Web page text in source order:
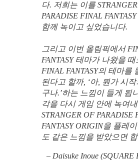
다. 저희는 이를
PARADISE FINAL
함께 녹이고 싶었습니다.
그리고 이번 올림픽에서
FANTASY 테마가 나왔을
FINAL FANTASY의 테마를
된다고 할까, ‘아, 뭔가 시
구나.’하는 느낌이 들게 됩
각을 다시 게임 안에 녹여
STRANGER OF PARADISE
FANTASY ORIGIN을 플레
도 같은 느낌을 받았으면
– Daisuke Inoue